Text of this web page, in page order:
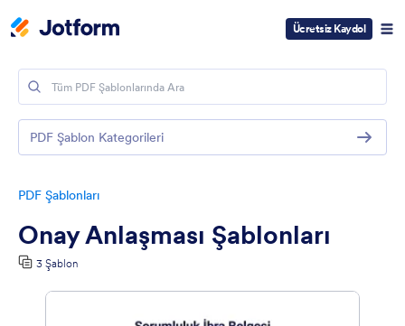
Ücretsiz Kaydol
PDF Şablonları
Onay Anlaşması Şablonları
3 Şablon
PDF Şablon Kategorileri